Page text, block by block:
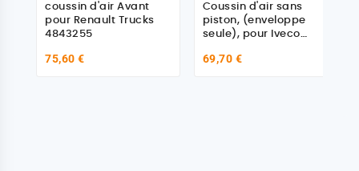
coussin d'air Avant
pour Renault Trucks
4843255
75,60 €
Coussin d'air sans
piston, (enveloppe
seule), pour Iveco
69,70 €